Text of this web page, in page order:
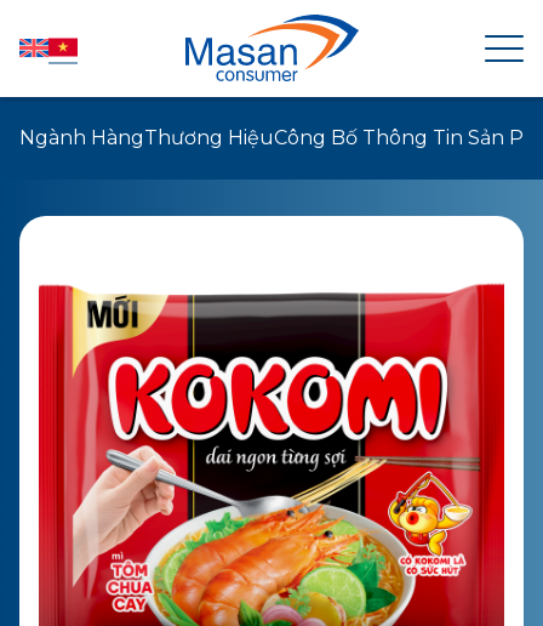
TIN TỨC
QUAN HỆ CỔ ĐÔNG
SẢN PHẨM
PHÁT TRIỂN BỀN VỮNG
LIÊN HỆ
Ngành HàngThương HiệuCông Bố Thông Tin Sản